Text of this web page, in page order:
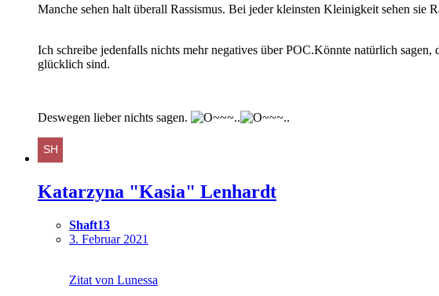
Manche sehen halt überall Rassismus. Bei jeder kleinsten Kleinigkeit sehen sie
Ich schreibe jedenfalls nichts mehr negatives über POC.Könnte natürlich
glücklich sind.
Deswegen lieber nichts sagen.
Katarzyna "Kasia" Lenhardt
Shaft13
3. Februar 2021
Zitat von Lunessa